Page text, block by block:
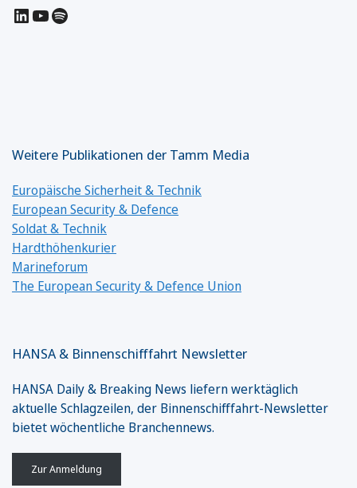
LinkedIn
YouTube
Spotify
Weitere Publikationen der Tamm Media
Europäische Sicherheit & Technik
European Security & Defence
Soldat & Technik
Hardthöhenkurier
Marineforum
The European Security & Defence Union
HANSA & Binnenschifffahrt Newsletter
HANSA Daily & Breaking News liefern werktäglich
aktuelle Schlagzeilen, der Binnenschifffahrt-Newsletter
bietet wöchentliche Branchennews.
Zur Anmeldung